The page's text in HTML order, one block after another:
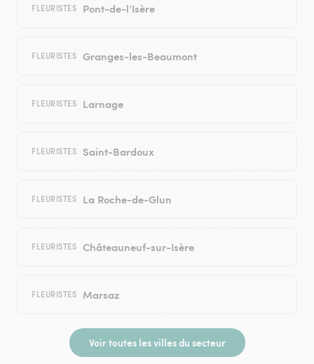
FLEURISTES Pont-de-l’Isère
FLEURISTES Granges-les-Beaumont
FLEURISTES Larnage
FLEURISTES Saint-Bardoux
FLEURISTES La Roche-de-Glun
FLEURISTES Châteauneuf-sur-Isère
FLEURISTES Marsaz
Voir toutes les villes du secteur